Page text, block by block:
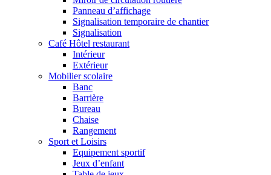
Panneau d’affichage
Signalisation temporaire de chantier
Signalisation
Café Hôtel restaurant
Intérieur
Extérieur
Mobilier scolaire
Banc
Barrière
Bureau
Chaise
Rangement
Sport et Loisirs
Equipement sportif
Jeux d’enfant